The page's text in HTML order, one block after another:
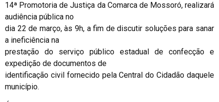
14ª Promotoria de Justiça da Comarca de Mossoró, realizará
audiência pública no
dia 22 de março, às 9h, a fim de discutir soluções para sanar
a ineficiência na
prestação do serviço público estadual de confecção e
expedição de documentos de
identificação civil fornecido pela Central do Cidadão daquele
município.